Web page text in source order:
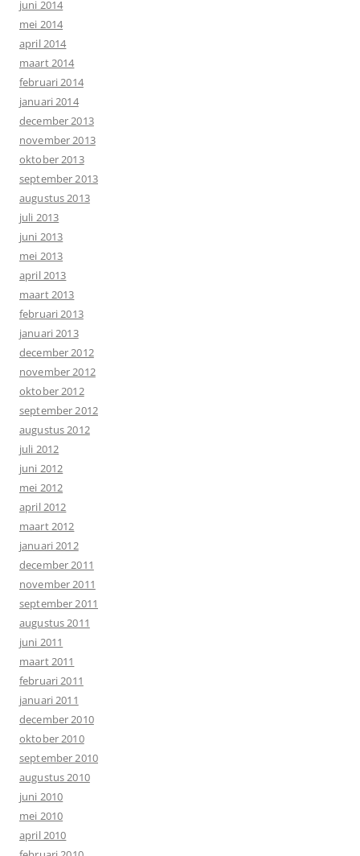
juni 2014
mei 2014
april 2014
maart 2014
februari 2014
januari 2014
december 2013
november 2013
oktober 2013
september 2013
augustus 2013
juli 2013
juni 2013
mei 2013
april 2013
maart 2013
februari 2013
januari 2013
december 2012
november 2012
oktober 2012
september 2012
augustus 2012
juli 2012
juni 2012
mei 2012
april 2012
maart 2012
januari 2012
december 2011
november 2011
september 2011
augustus 2011
juni 2011
maart 2011
februari 2011
januari 2011
december 2010
oktober 2010
september 2010
augustus 2010
juni 2010
mei 2010
april 2010